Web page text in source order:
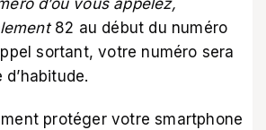
d’où vous appelez,
82 au début du numéro
sortant, votre numéro sera
protéger votre smartphone